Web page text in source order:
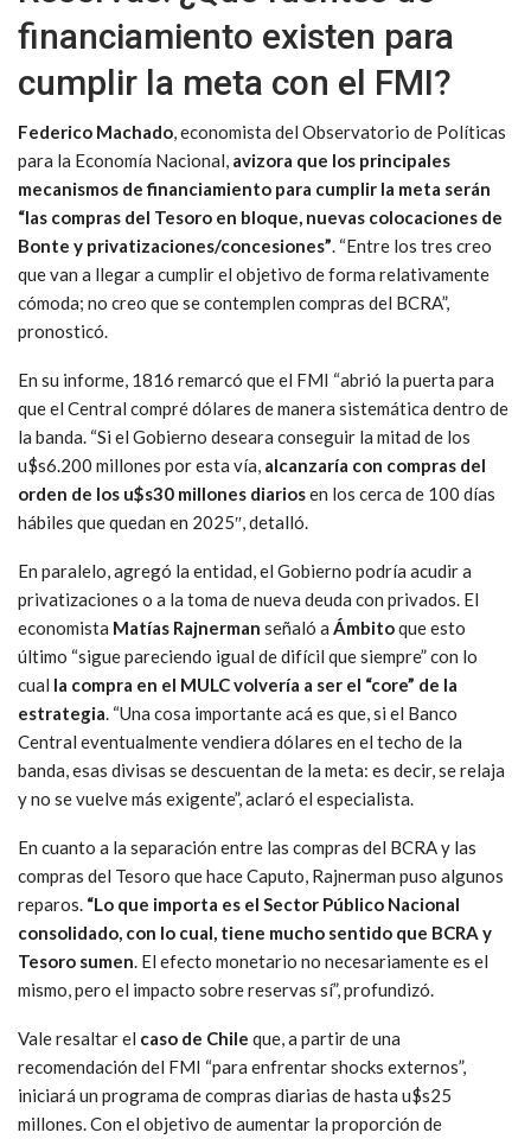
financiamiento existen para
cumplir la meta con el FMI?
Federico Machado, economista del Observatorio de Políticas
para la Economía Nacional, avizora que los principales
mecanismos de financiamiento para cumplir la meta serán
“las compras del Tesoro en bloque, nuevas colocaciones de
Bonte y privatizaciones/concesiones”. “Entre los tres creo
que van a llegar a cumplir el objetivo de forma relativamente
cómoda; no creo que se contemplen compras del BCRA”,
pronosticó.
En su informe, 1816 remarcó que el FMI “abrió la puerta para
que el Central compré dólares de manera sistemática dentro de
la banda. “Si el Gobierno deseara conseguir la mitad de los
u$s6.200 millones por esta vía, alcanzaría con compras del
orden de los u$s30 millones diariosen los cerca de 100 días
hábiles que quedan en 2025″, detalló.
En paralelo, agregó la entidad, el Gobierno podría acudir a
privatizaciones o a la toma de nueva deuda con privados. El
economista Matías Rajnerman señaló a Ámbitoque esto
último “sigue pareciendo igual de difícil que siempre” con lo
cual la compra en el MULC volvería a ser el “core” de la
estrategia. “Una cosa importante acá es que, si el Banco
Central eventualmente vendiera dólares en el techo de la
banda, esas divisas se descuentan de la meta: es decir, se relaja
y no se vuelve más exigente”, aclaró el especialista.
En cuanto a la separación entre las compras del BCRA y las
compras del Tesoro que hace Caputo, Rajnerman puso algunos
reparos. “Lo que importa es el Sector Público Nacional
consolidado, con lo cual, tiene mucho sentido que BCRA y
Tesoro sumen. El efecto monetario no necesariamente es el
mismo, pero el impacto sobre reservas sí”, profundizó.
Vale resaltar el caso de Chile que, a partir de una
recomendación del FMI “para enfrentar shocks externos”,
iniciará un programa de compras diarias de hasta u$s25
millones. Con el objetivo de aumentar la proporción de